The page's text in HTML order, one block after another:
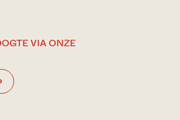
VIA ONZE